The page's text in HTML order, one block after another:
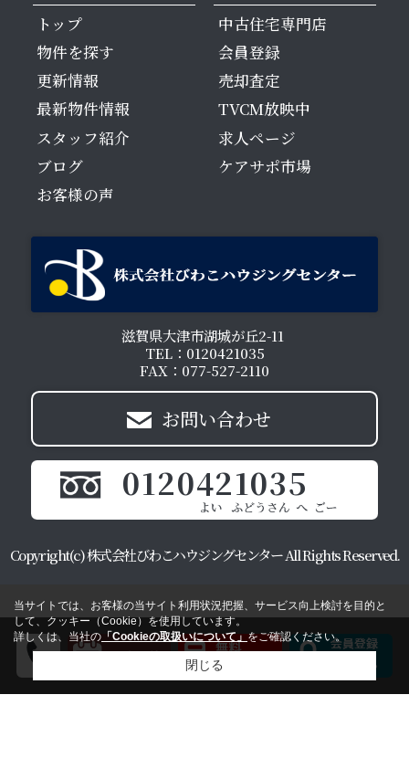
トップ
物件を探す
更新情報
最新物件情報
スタッフ紹介
ブログ
お客様の声
中古住宅専門店
会員登録
売却査定
TVCM放映中
求人ページ
ケアサポ市場
滋賀県大津市湖城が丘2-11
TEL：0120421035
FAX：077-527-2110
お問い合わせ
0120421035
Copyright(c) 株式会社びわこハウジングセンター All Rights Reserved.
当サイトでは、お客様の当サイト利用状況把握、サービス向上検討を目的と
して、クッキー（Cookie）を使用しています。
詳しくは、当社の 「Cookieの取扱いについて」 をご確認ください。
閉じる